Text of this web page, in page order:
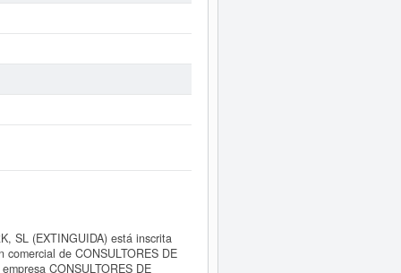
SL (EXTINGUIDA) está inscrita
de CONSULTORES DE
CONSULTORES DE